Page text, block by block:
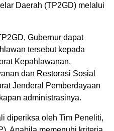
Daerah (TP2GD) melalui
Gubernur dapat
tersebut kepada
Kepahlawanan,
dan Restorasi Sosial
Jenderal Pemberdayaan
administrasinya.
diperiksa oleh Tim Peneliti,